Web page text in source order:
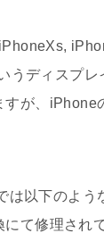
うディスプレ
が、iPhone
以下のよう
て修理され